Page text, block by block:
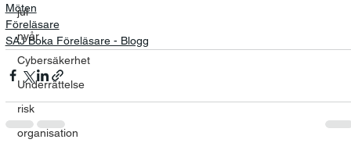
jul
nyår
Cybersäkerhet
Underrättelse
risk
organisation
Möten
Föreläsare
SAJ Boka Föreläsare - Blogg